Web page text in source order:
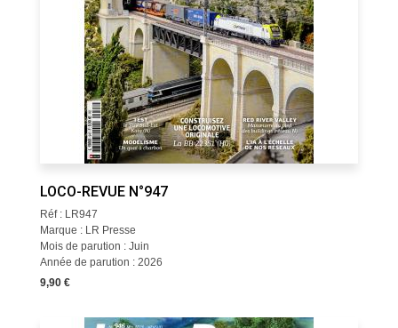
LOCO-REVUE N°947
Réf : LR947
Marque : LR Presse
Mois de parution : Juin
Année de parution : 2026
9,90 €